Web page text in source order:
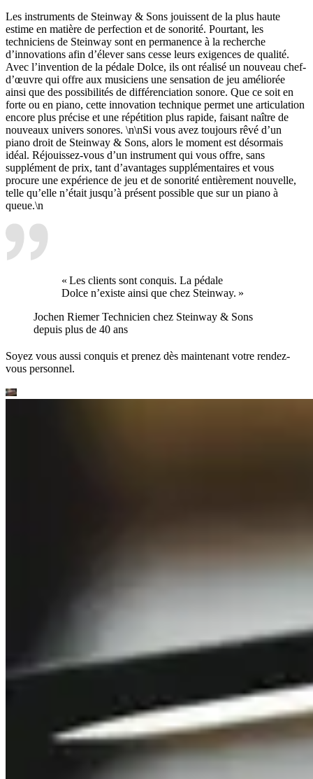
Les instruments de Steinway ⁠&⁠ Sons jouissent de la plus haute
estime en matière de perfection et de sonorité. Pourtant, les
techniciens de Steinway sont en permanence à la recherche
d’innovations afin d’élever sans cesse leurs exigences de qualité.
Avec l’invention de la pédale Dolce, ils ont réalisé un nouveau chef-
d’œuvre qui offre aux musiciens une sensation de jeu améliorée
ainsi que des possibilités de différenciation sonore. Que ce soit en
forte ou en piano, cette innovation technique permet une articulation
encore plus précise et une répétition plus rapide, faisant naître de
nouveaux univers sonores. \n\nSi vous avez toujours rêvé d’un
piano droit de Steinway ⁠&⁠ Sons, alors le moment est désormais
idéal. Réjouissez-vous d’un instrument qui vous offre, sans
supplément de prix, tant d’avantages supplémentaires et vous
procure une expérience de jeu et de sonorité entièrement nouvelle,
telle qu’elle n’était jusqu’à présent possible que sur un piano à
queue.\n
« Les clients sont conquis. La pédale
Dolce n’existe ainsi que chez Steinway. »
Jochen RiemerTechnicien chez Steinway ⁠&⁠ Sons
depuis plus de 40 ans
Soyez vous aussi conquis et prenez dès maintenant votre rendez-
vous personnel.